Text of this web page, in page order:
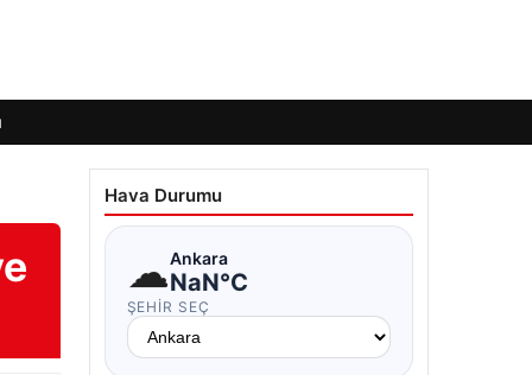
Hava Durumu
☁Ankara
NaN°C
ŞEHIR SEÇ